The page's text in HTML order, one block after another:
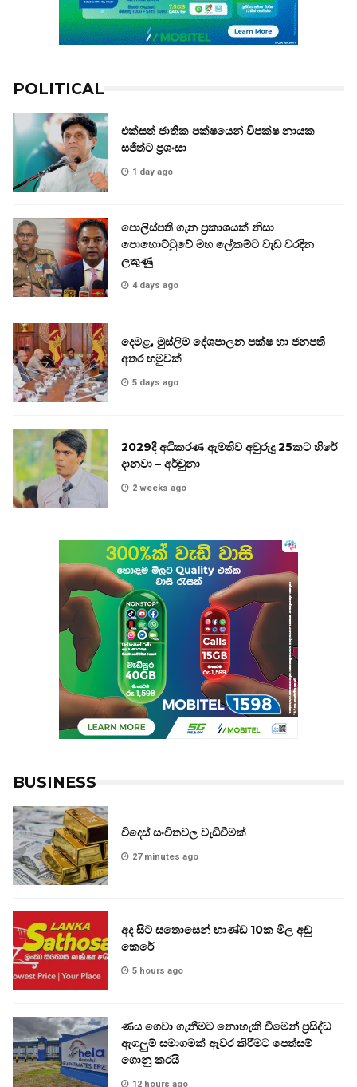
POLITICAL
එක්සත් ජාතික පක්ෂයෙන් විපක්ෂ නායක
සජිත්ට ප්‍රශංසා
1 day ago
පොලිස්පති ගැන ප්‍රකාශයක් නිසා
පොහොට්ටුවේ මහ ලේකම්ට වැඩ වරදින
ලකුණු
4 days ago
දෙමළ, මුස්ලිම් දේශපාලන පක්ෂ හා ජනපති
අතර හමුවක්
5 days ago
2029දී අධිකරණ ඇමතිව අවුරුදු 25කට හිරේ
දානවා – අර්චුනා
2 weeks ago
BUSINESS
විදෙස් සංචිතවල වැඩිවීමක්
27 minutes ago
අද සිට සතොසෙන් භාණ්ඩ 10ක මිල අඩු
කෙරේ
5 hours ago
ණය ගෙවා ගැනීමට නොහැකි වීමෙන් ප්‍රසිද්ධ
ඇගලුම් සමාගමක් ඈවර කිරීමට පෙත්සම්
ගොනු කරයි
12 hours ago